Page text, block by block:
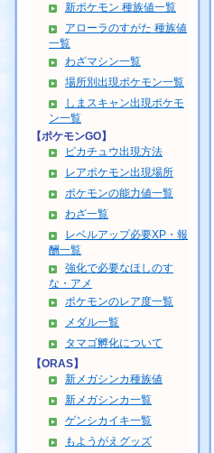
新ポケモン 種族値一覧
アローラのすがた 種族値
一覧
わざマシン一覧
場所別出現ポケモン一覧
しまスキャン出現ポケモ
ン一覧
【ポケモンGO】
ピカチュウ出現方法
レアポケモン出現場所
ポケモンの能力値一覧
わざ一覧
レベルアップ必要XP・報
酬一覧
強化で必要なほしのす
な・アメ
ポケモンのレア度一覧
メダル一覧
タマゴ孵化について
【ORAS】
新メガシンカ種族値
新メガシンカ一覧
ゲンシカイキ一覧
もようがえグッズ